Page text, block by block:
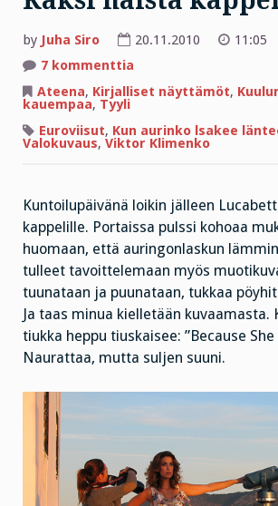
by Juha Siro 20.11.2010
11:05
7 kommenttia
naista
kappelissa
Ateena, Kirjalliset näyttämöt,
kauempaa, Tyyli
Euroviisut, Kun aurinko lsakee
Valokuvaus, Viktor Klimenko
Kuntoilupäivänä loikin jälleen
kappelille. Portaissa pulssi kohoaa
huomaan, että auringonlaskun
tulleet tavoittelemaan myös
tuunataan ja puunataan, tukkaa
Ja taas minua kielletään kuvaamasta.
tiukka heppu tiuskaisee: ”Because
Naurattaa, mutta suljen suuni.